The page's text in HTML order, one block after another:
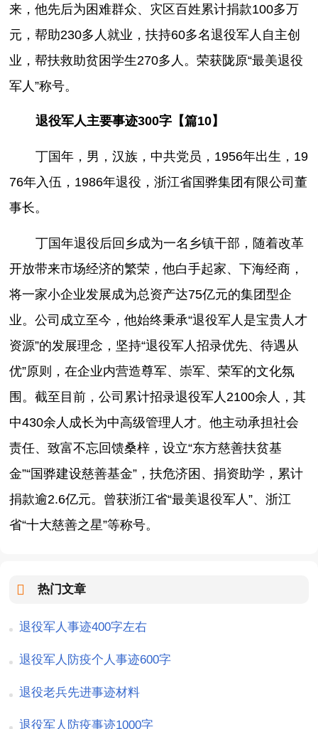
来，他先后为困难群众、灾区百姓累计捐款100多万
元，帮助230多人就业，扶持60多名退役军人自主创
业，帮扶救助贫困学生270多人。荣获陇原“最美退役
军人”称号。
退役军人主要事迹300字【篇10】
丁国年，男，汉族，中共党员，1956年出生，19
76年入伍，1986年退役，浙江省国骅集团有限公司董
事长。
丁国年退役后回乡成为一名乡镇干部，随着改革
开放带来市场经济的繁荣，他白手起家、下海经商，
将一家小企业发展成为总资产达75亿元的集团型企
业。公司成立至今，他始终秉承“退役军人是宝贵人才
资源”的发展理念，坚持“退役军人招录优先、待遇从
优”原则，在企业内营造尊军、崇军、荣军的文化氛
围。截至目前，公司累计招录退役军人2100余人，其
中430余人成长为中高级管理人才。他主动承担社会
责任、致富不忘回馈桑梓，设立“东方慈善扶贫基
金”“国骅建设慈善基金”，扶危济困、捐资助学，累计
捐款逾2.6亿元。曾获浙江省“最美退役军人”、浙江
省“十大慈善之星”等称号。
热门文章
退役军人事迹400字左右
退役军人防疫个人事迹600字
退役老兵先进事迹材料
退役军人防疫事迹1000字